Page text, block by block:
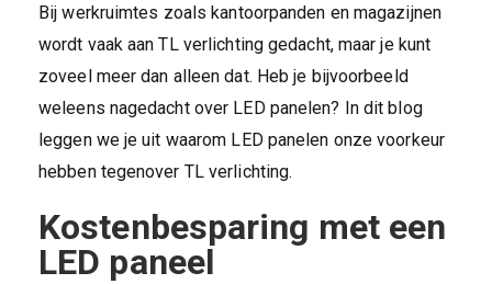
Bij werkruimtes zoals kantoorpanden en magazijnen
wordt vaak aan TL verlichting gedacht, maar je kunt
zoveel meer dan alleen dat. Heb je bijvoorbeeld
weleens nagedacht over LED panelen? In dit blog
leggen we je uit waarom LED panelen onze voorkeur
hebben tegenover TL verlichting.
Kostenbesparing met een
LED paneel